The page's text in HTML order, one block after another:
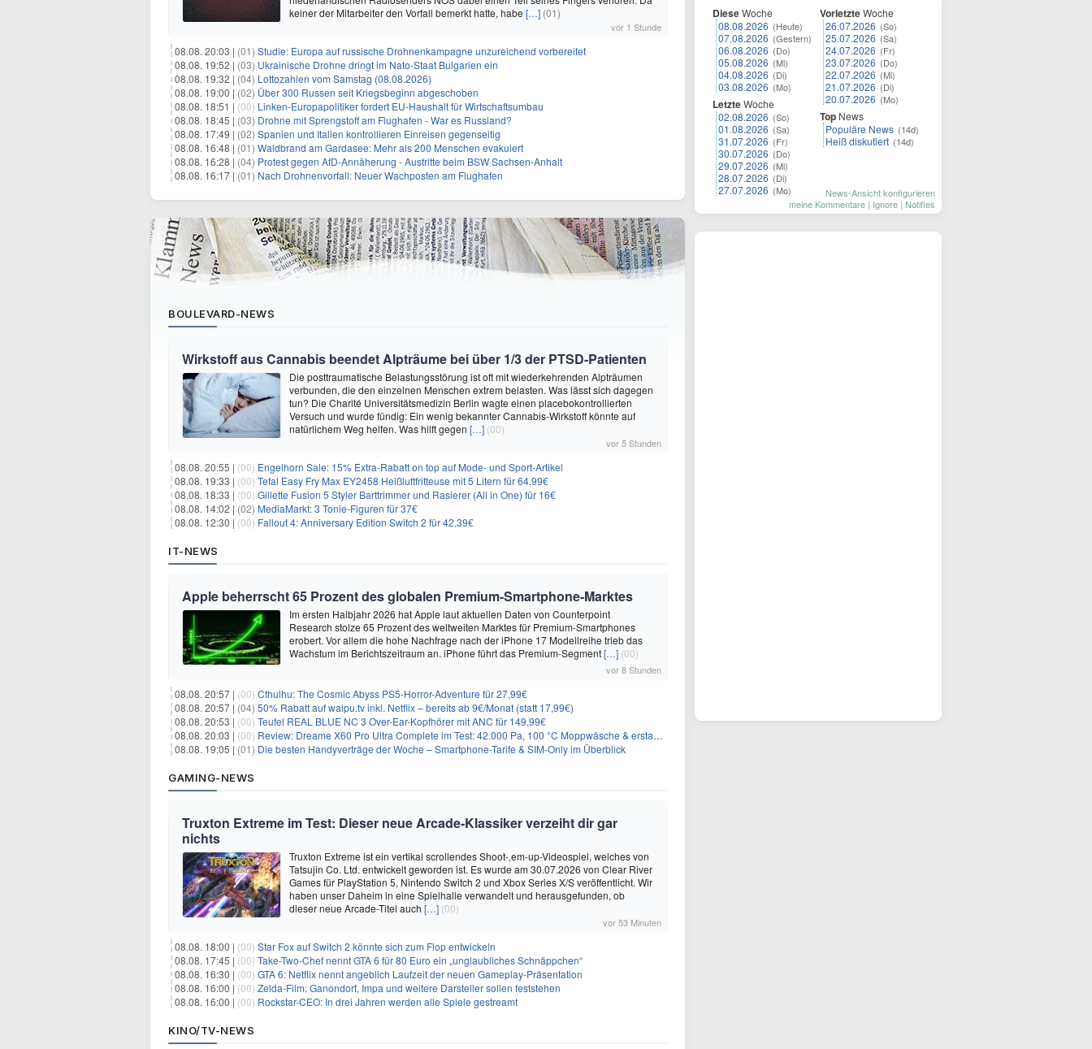
keiner der Mitarbeiter den Vorfall bemerkt hatte, habe […] (01)
vor 1 Stunde
08.08. 20:03 | (01) Studie: Europa auf russische Drohnenkampagne unzureichend vorbereitet
08.08. 19:52 | (03) Ukrainische Drohne dringt im Nato-Staat Bulgarien ein
08.08. 19:32 | (04) Lottozahlen vom Samstag (08.08.2026)
08.08. 19:00 | (02) Über 300 Russen seit Kriegsbeginn abgeschoben
08.08. 18:51 | (00) Linken-Europapolitiker fordert EU-Haushalt für Wirtschaftsumbau
08.08. 18:45 | (03) Drohne mit Sprengstoff am Flughafen - War es Russland?
08.08. 17:49 | (02) Spanien und Italien kontrollieren Einreisen gegenseitig
08.08. 16:48 | (01) Waldbrand am Gardasee: Mehr als 200 Menschen evakuiert
08.08. 16:28 | (04) Protest gegen AfD-Annäherung - Austritte beim BSW Sachsen-Anhalt
08.08. 16:17 | (01) Nach Drohnenvorfall: Neuer Wachposten am Flughafen
BOULEVARD-NEWS
Wirkstoff aus Cannabis beendet Alpträume bei über 1/3 der PTSD-Patienten
Die posttraumatische Belastungsstörung ist oft mit wiederkehrenden Alpträumen
verbunden, die den einzelnen Menschen extrem belasten. Was lässt sich dagegen
tun? Die Charité Universitätsmedizin Berlin wagte einen placebokontrollierten
Versuch und wurde fündig: Ein wenig bekannter Cannabis-Wirkstoff könnte auf
natürlichem Weg helfen. Was hilft gegen […] (00)
vor 5 Stunden
08.08. 20:55 | (00) Engelhorn Sale: 15% Extra-Rabatt on top auf Mode- und Sport-Artikel
08.08. 19:33 | (00) Tefal Easy Fry Max EY2458 Heißluftfritteuse mit 5 Litern für 64,99€
08.08. 18:33 | (00) Gillette Fusion 5 Styler Barttrimmer und Rasierer (All in One) für 16€
08.08. 14:02 | (02) MediaMarkt: 3 Tonie-Figuren für 37€
08.08. 12:30 | (00) Fallout 4: Anniversary Edition Switch 2 für 42,39€
IT-NEWS
Apple beherrscht 65 Prozent des globalen Premium-Smartphone-Marktes
Im ersten Halbjahr 2026 hat Apple laut aktuellen Daten von Counterpoint
Research stolze 65 Prozent des weltweiten Marktes für Premium-Smartphones
erobert. Vor allem die hohe Nachfrage nach der iPhone 17 Modellreihe trieb das
Wachstum im Berichtszeitraum an. iPhone führt das Premium-Segment[…] (00)
vor 8 Stunden
08.08. 20:57 | (00) Cthulhu: The Cosmic Abyss PS5-Horror-Adventure für 27,99€
08.08. 20:57 | (04) 50% Rabatt auf waipu.tv inkl. Netflix – bereits ab 9€/Monat (statt 17,99€)
08.08. 20:53 | (00) Teufel REAL BLUE NC 3 Over-Ear-Kopfhörer mit ANC für 149,99€
08.08. 20:03 | (00) Review: Dreame X60 Pro Ultra Complete im Test: 42.000 Pa, 100 °C Moppwäsche & erstaunlich viel Technik in nur 8,9 cm Höhe
08.08. 19:05 | (01) Die besten Handyverträge der Woche – Smartphone-Tarife & SIM-Only im Überblick
GAMING-NEWS
Truxton Extreme im Test: Dieser neue Arcade-Klassiker verzeiht dir gar
nichts
Truxton Extreme ist ein vertikal scrollendes Shoot-‚em-up-Videospiel, welches von
Tatsujin Co. Ltd. entwickelt geworden ist. Es wurde am 30.07.2026 von Clear River
Games für PlayStation 5, Nintendo Switch 2 und Xbox Series X/S veröffentlicht. Wir
haben unser Daheim in eine Spielhalle verwandelt und herausgefunden, ob
dieser neue Arcade-Titel auch […] (00)
vor 53 Minuten
08.08. 18:00 | (00) Star Fox auf Switch 2 könnte sich zum Flop entwickeln
08.08. 17:45 | (00) Take-Two-Chef nennt GTA 6 für 80 Euro ein „unglaubliches Schnäppchen“
08.08. 16:30 | (00) GTA 6: Netflix nennt angeblich Laufzeit der neuen Gameplay-Präsentation
08.08. 16:00 | (00) Zelda-Film: Ganondorf, Impa und weitere Darsteller sollen feststehen
08.08. 16:00 | (00) Rockstar-CEO: In drei Jahren werden alle Spiele gestreamt
KINO/TV-NEWS
DieseWoche
08.08.2026 (Heute)
07.08.2026 (Gestern)
06.08.2026 (Do)
05.08.2026 (Mi)
04.08.2026 (Di)
03.08.2026 (Mo)
LetzteWoche
02.08.2026 (So)
01.08.2026 (Sa)
31.07.2026 (Fr)
30.07.2026 (Do)
29.07.2026 (Mi)
28.07.2026 (Di)
27.07.2026 (Mo)
VorletzteWoche
26.07.2026 (So)
25.07.2026 (Sa)
24.07.2026 (Fr)
23.07.2026 (Do)
22.07.2026 (Mi)
21.07.2026 (Di)
20.07.2026 (Mo)
Top News
Populäre News (14d)
Heiß diskutiert (14d)
News-Ansicht konfigurieren
meine Kommentare | Ignore | Notifies